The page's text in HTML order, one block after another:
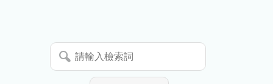
暫
停
請
輸